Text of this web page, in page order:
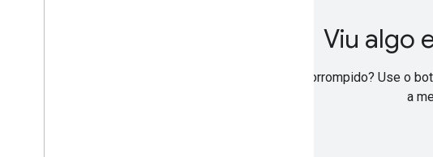
Viu algo
Encontrou um link corrompido? Use o
a